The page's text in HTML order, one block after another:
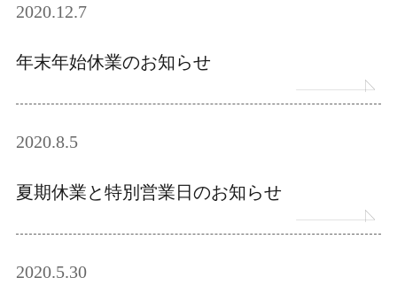
2020.12.7
年末年始休業のお知らせ
2020.8.5
夏期休業と特別営業日のお知らせ
2020.5.30